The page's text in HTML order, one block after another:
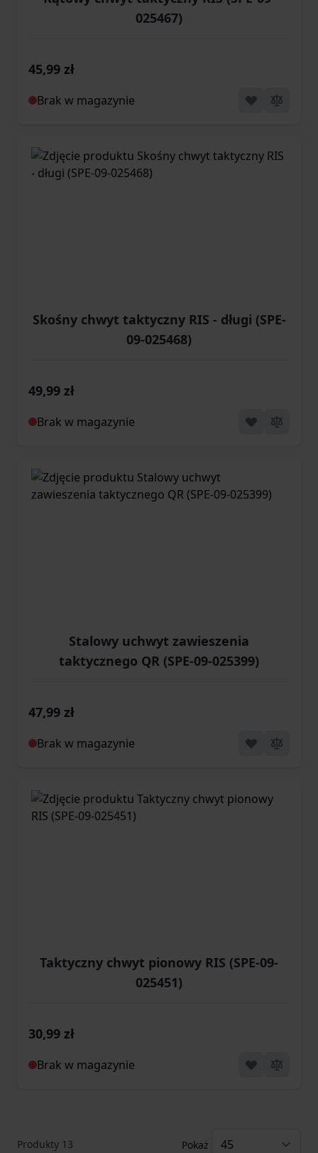
025467)
45,99 zł
Brak w magazynie
Skośny chwyt taktyczny RIS - długi (SPE-
09-025468)
49,99 zł
Brak w magazynie
Stalowy uchwyt zawieszenia
taktycznego QR (SPE-09-025399)
47,99 zł
Brak w magazynie
Taktyczny chwyt pionowy RIS (SPE-09-
025451)
30,99 zł
Brak w magazynie
Produkty 13 Pokaż